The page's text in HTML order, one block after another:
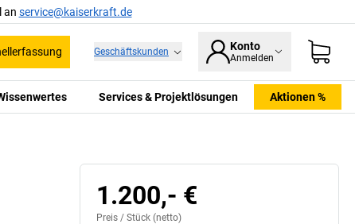
an service@kaiserkraft.de
Geschäftskunden Konto
Anmelden
Services & Projektlösungen Aktionen %
1.200,- €
Preis / Stück (netto)